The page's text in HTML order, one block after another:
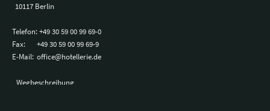
10117 Berlin
Telefon:+49 30 59 00 99 69-0
Fax:
+49 30 59 00 99 69-9
E-Mail: office@hotellerie.de
Wegbeschreibung